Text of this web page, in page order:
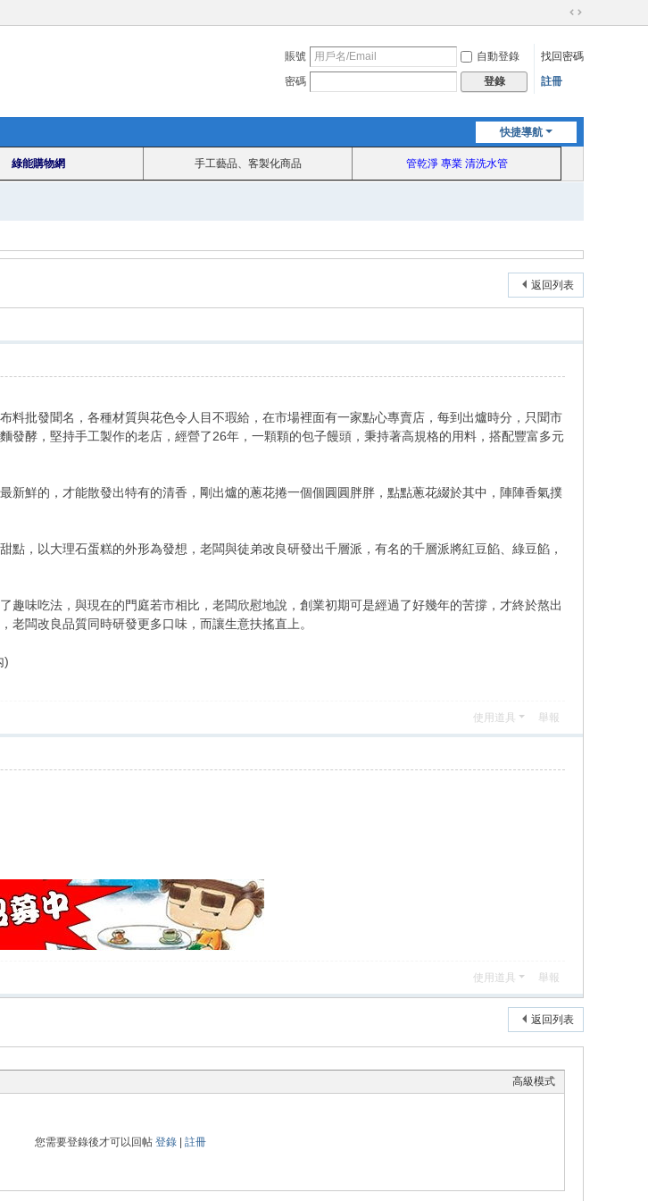
切
到
賬號 自動登錄
找回密碼
密碼
登錄 註冊
快捷導航
綠能購物網 手工藝品、客製化商品 管乾淨 專業 清洗水管
返回列表
料批發聞名，各種材質與花色令人目不瑕給，在市場裡面有一家點心專賣店，每到出爐時分，只聞市
發酵，堅持手工製作的老店，經營了26年，一顆顆的包子饅頭，秉持著高規格的用料，搭配豐富多元
新鮮的，才能散發出特有的清香，剛出爐的蔥花捲一個個圓圓胖胖，點點蔥花綴於其中，陣陣香氣撲
點，以大理石蛋糕的外形為發想，老闆與徒弟改良研發出千層派，有名的千層派將紅豆餡、綠豆餡，
趣味吃法，與現在的門庭若市相比，老闆欣慰地說，創業初期可是經過了好幾年的苦撐，才終於熬出
闆改良品質同時研發更多口味，而讓生意扶搖直上。
)
使用道具 舉報
使用道具 舉報
返回列表
高級模式
您需要登錄後才可以回帖 登錄| 註冊